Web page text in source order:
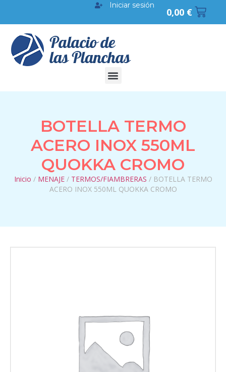
0,00 €
Iniciar sesión
BOTELLA TERMO
ACERO INOX 550ML
QUOKKA CROMO
Inicio / MENAJE/ TERMOS/FIAMBRERAS / BOTELLA TERMO
ACERO INOX 550ML QUOKKA CROMO